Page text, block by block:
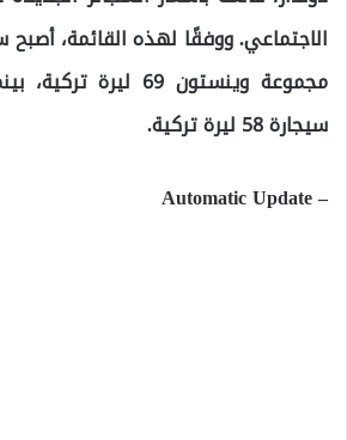
الاجتماعي. ووفقًا لهذه القائمة،
مجموعة وينستون 69
سيجارة 58 ليرة تركية.
– Automatic Update